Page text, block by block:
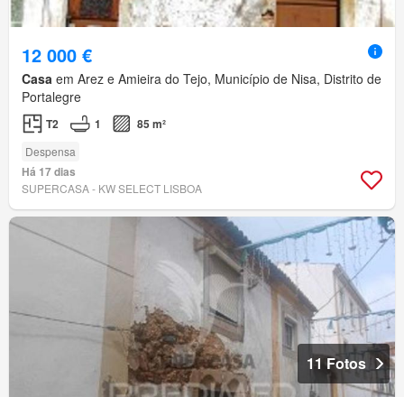
12 000 €
Casa em Arez e Amieira do Tejo, Município de Nisa, Distrito de
Portalegre
T2 1 85 m²
Despensa
Há 17 dias
SUPERCASA - KW SELECT LISBOA
11 Fotos